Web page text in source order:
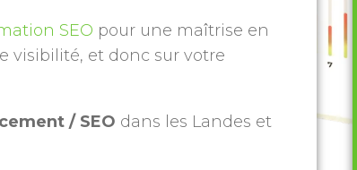
SEO pour une maîtrise en
visibilité, et donc sur votre
/ SEO dans les Landes et